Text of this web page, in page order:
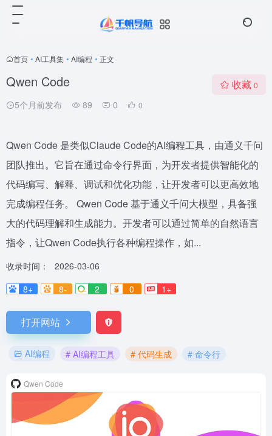
首页 • AI工具集 • AI编程 • 正文
Qwen Code
5个月前发布 89 0 0
收藏 0
Qwen Code 是类似Claude Code的AI编程工具，由通义千问
团队推出。它旨在通过命令行界面，为开发者提供智能化的
代码编写、解释、调试和优化功能，让开发者可以更高效地
完成编程任务。 Qwen Code 基于通义千问大模型，具备强
大的代码理解和生成能力。开发者可以通过简单的自然语言
指令，让Qwen Code执行各种编程操作，如...
收录时间：
2026-03-06
8+
8- 2 0 1+
打开网站
AI编程 # AI编程工具 # 代码生成 # 命令行
Qwen Code